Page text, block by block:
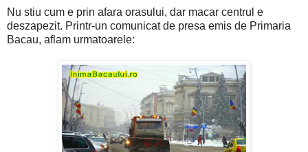
Nu stiu cum e prin afara orasului, dar macar centrul e
deszapezit. Printr-un comunicat de presa emis de Primaria
Bacau, aflam urmatoarele: